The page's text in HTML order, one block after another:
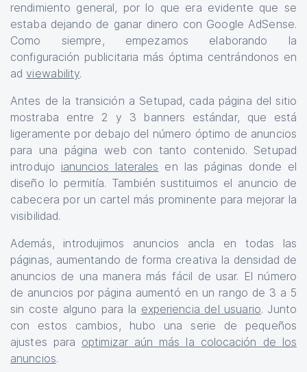
rendimiento general, por lo que era evidente que se
estaba dejando de ganar dinero con Google AdSense.
Como siempre, empezamos elaborando la
configuración publicitaria más óptima centrándonos en
adviewability.
Antes de la transición a Setupad, cada página del sitio
mostraba entre 2 y 3 banners estándar, que está
ligeramente por debajo del número óptimo de anuncios
para una página web con tanto contenido. Setupad
introdujo ianuncios laterales en las páginas donde el
diseño lo permitía. También sustituimos el anuncio de
cabecera por un cartel más prominente para mejorar la
visibilidad.
Además, introdujimos anuncios ancla en todas las
páginas, aumentando de forma creativa la densidad de
anuncios de una manera más fácil de usar. El número
de anuncios por página aumentó en un rango de 3 a 5
sin coste alguno para la experiencia del usuario. Junto
con estos cambios, hubo una serie de pequeños
ajustes para optimizar aún más la colocación de los
anuncios.